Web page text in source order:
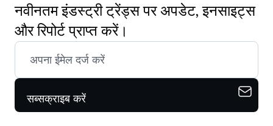
नवीनतम इंडस्ट्री ट्रेंड्स पर अपडेट, इनसाइट्स
और रिपोर्ट प्राप्त करें।
सब्सक्राइब करें